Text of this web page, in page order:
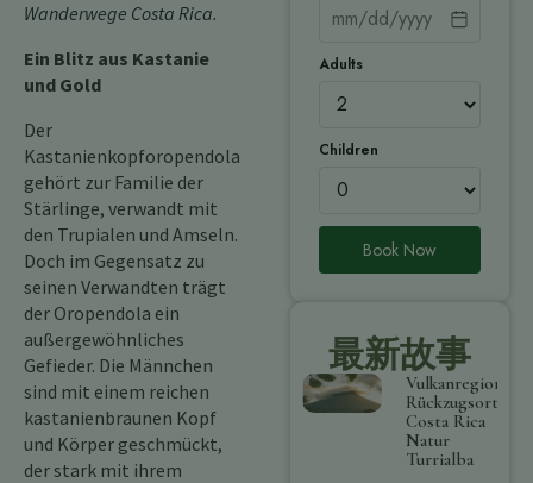
Wanderwege Costa Rica.
Ein Blitz aus Kastanie
und Gold
Der
Kastanienkopforopendola
gehört zur Familie der
Stärlinge, verwandt mit
den Trupialen und Amseln.
Doch im Gegensatz zu
seinen Verwandten trägt
der Oropendola ein
außergewöhnliches
Gefieder. Die Männchen
sind mit einem reichen
kastanienbraunen Kopf
und Körper geschmückt,
der stark mit ihrem
Adults
Children
Book Now
最新故事
Vulkanregion
Rückzugsort
Costa Rica
Natur
Turrialba